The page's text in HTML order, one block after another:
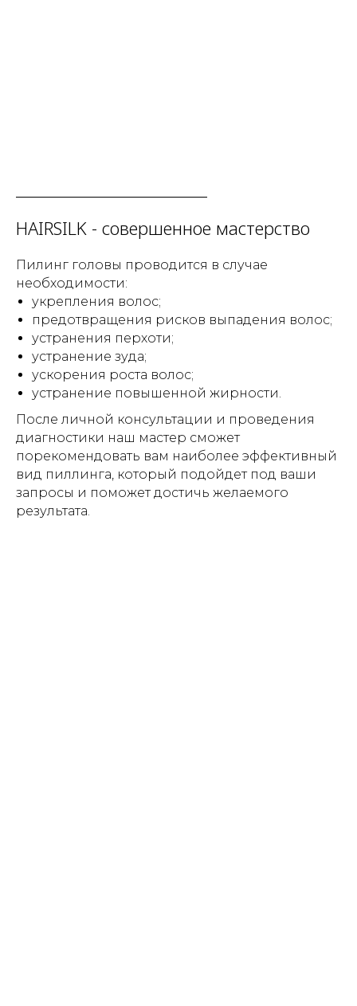
HAIRSILK - совершенное мастерство
Пилинг головы проводится в случае
необходимости:
укрепления волос;
предотвращения рисков выпадения волос;
устранения перхоти;
устранение зуда;
ускорения роста волос;
устранение повышенной жирности.
После личной консультации и проведения
диагностики наш мастер сможет
порекомендовать вам наиболее эффективный
вид пиллинга, который подойдет под ваши
запросы и поможет достичь желаемого
результата.